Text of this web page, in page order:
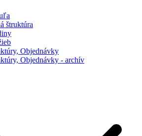
štruktúra
Objednávky
Objednávky - archív